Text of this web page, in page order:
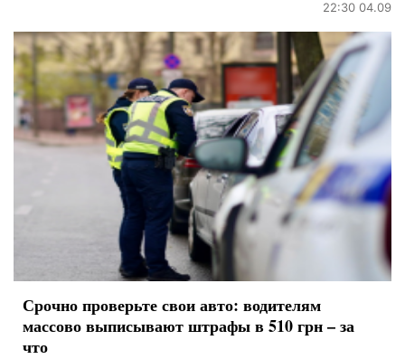
22:30 04.09
Срочно проверьте свои авто: водителям
массово выписывают штрафы в 510 грн – за
что